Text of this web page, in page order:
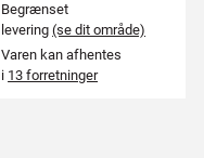
Begrænset
levering(se dit område)
Varen kan afhentes
i 13 forretninger